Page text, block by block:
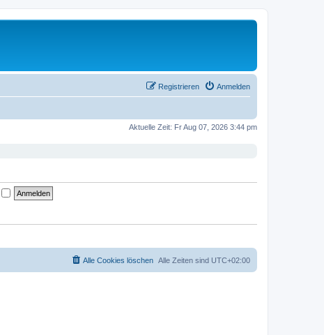
Anmelden
Registrieren
Aktuelle Zeit: Fr Aug 07, 2026 3:44 pm
Alle Zeiten sind UTC+02:00
Alle Cookies löschen